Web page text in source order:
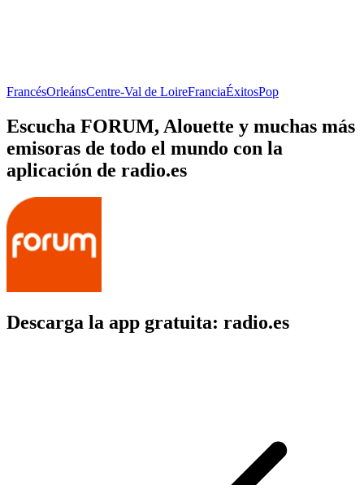
FrancésOrleánsCentre-Val de LoireFranciaÉxitosPop
Escucha FORUM, Alouette y muchas más
emisoras de todo el mundo con la
aplicación de radio.es
Descarga la app gratuita: radio.es